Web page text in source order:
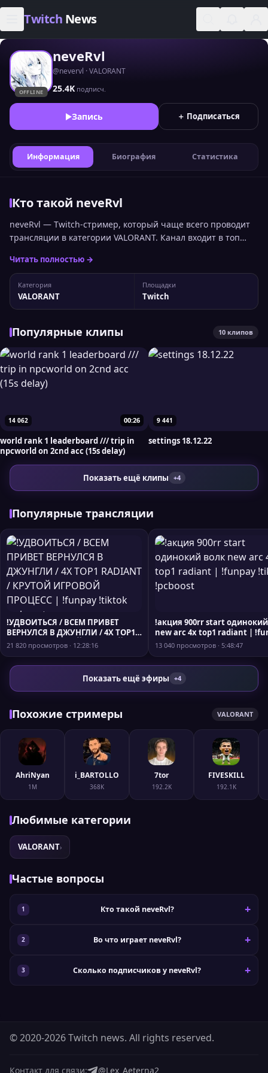
Skip to content
Twitch News
OFFLINE
neveRvl
@nevervl · VALORANT
25.4K подписч.
Запись ＋ Подписаться
Информация Биография Статистика
Кто такой neveRvl
neveRvl — Twitch-стример, который чаще всего проводит
трансляции в категории VALORANT. Канал входит в топ
аудитории и занимает 1403 место. Статистика канала
neveRvl На Twitch у стримера 17 375 подписчиков, а
максимальный пик трансляции достигал 686
одновременных зрителей. Вы можете сравнить...
Читать полностью →
Категория
VALORANT
Площадки
Twitch
Популярные клипы 10 клипов
00:26
14 062
world rank 1 leaderboard /// trip in
npcworld on 2cnd acc (15s delay)
9 441
settings 18.12.22
Показать ещё клипы +4
Популярные трансляции
!УДВОИТЬСЯ / ВСЕМ ПРИВЕТ
ВЕРНУЛСЯ В ДЖУНГЛИ / 4X TOP1
RADIANT / КРУТОЙ ИГРОВОЙ
ПРОЦЕСС | !funpay !tiktok
!pcboost
21 820 просмотров · 12:28:16
!акция 900rr start
new arc 4x top1 radiant |
!tiktok !pcboost
13 040 просмотров · 5:48:47
Показать ещё эфиры +4
Похожие стримеры VALORANT
AhriNyan
1M
i_BARTOLLO
368K
7tor
192.2K
FIVESKILL
192.1K
Любимые категории
VALORANT›
Частые вопросы
Кто такой neveRvl?
Во что играет neveRvl?
Сколько подписчиков у neveRvl?
© 2020-2026 Twitch news. All rights reserved.
Контакт для связи: @Lex_Aeterna2